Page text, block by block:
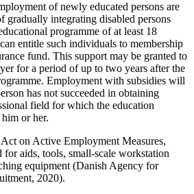
of newly educated persons are
gradually integrating disabled persons
programme of at least 18
entitle such individuals to membership
fund. This support may be granted to
for a period of up to two years after the
Employment with subsidies will
has not succeeded in obtaining
field for which the education
or her.
on Active Employment Measures,
for aids, tools, small-scale workstation
equipment (Danish Agency for
2020).